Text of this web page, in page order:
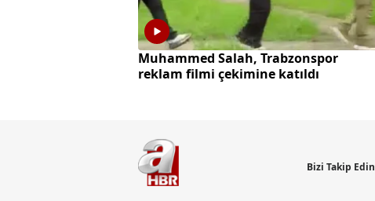
Muhammed Salah, Trabzonspor
reklam filmi çekimine katıldı
Bizi Takip Edin